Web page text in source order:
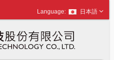
日本語